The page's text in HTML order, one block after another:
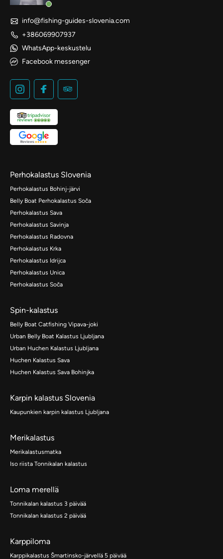
info@fishing-guides-slovenia.com
+386069907937
WhatsApp-keskustelu
Facebook messenger
Perhokalastus Slovenia
Perhokalastus Bohinj-järvi
Belly Boat Perhokalastus Soča
Perhokalastus Sava
Perhokalastus Savinja
Perhokalastus Radovna
Perhokalastus Krka
Perhokalastus Idrijca
Perhokalastus Unica
Perhokalastus Soča
Spin-kalastus
Belly Boat Catfishing Vipava-joki
Urban Belly Boat Kalastus Ljubljana
Urban Huchen Kalastus Ljubljana
Huchen Kalastus Sava
Huchen Kalastus Sava Bohinjka
Karpin kalastus Slovenia
Kaupunkien karpin kalastus Ljubljana
Merikalastus
Merikalastusmatka
Iso riista Tonnikalan kalastus
Loma merellä
Tonnikalan kalastus 3 päivää
Tonnikalan kalastus 2 päivää
Karppiloma
Karppikalastus Šmartinsko-järvellä 5 päivää